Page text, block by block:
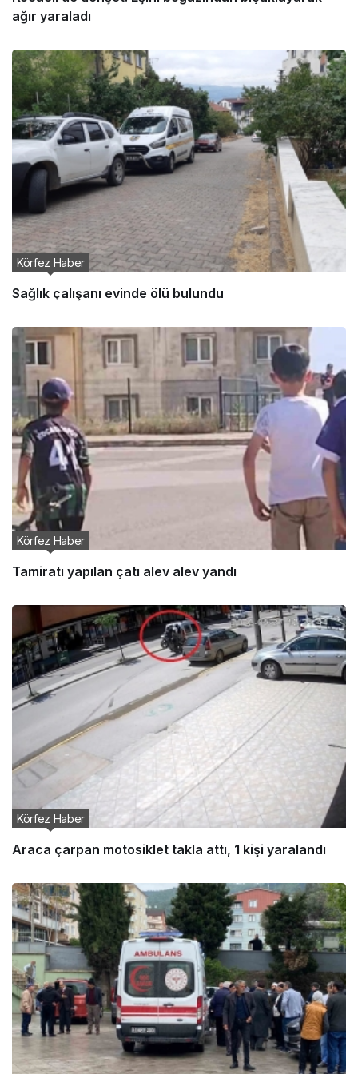
ağır yaraladı
Körfez Haber
Sağlık çalışanı evinde ölü bulundu
Körfez Haber
Tamiratı yapılan çatı alev alev yandı
Körfez Haber
Araca çarpan motosiklet takla attı, 1 kişi yaralandı